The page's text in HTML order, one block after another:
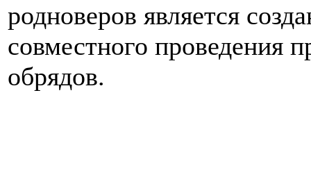
родноверов является
совместного проведения
обрядов.